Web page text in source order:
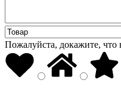
Пожалуйста, докажите, что